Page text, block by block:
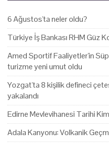
6 Ağustos'ta neler oldu?
Türkiye İş Bankası RHM Güz
Amed Sportif Faaliyetler'in
turizme yeni umut oldu
Yozgat'ta 8 kişilik defineci
yakalandı
Edirne Mevlevihanesi Tarihi
Adala Kanyonu: Volkanik